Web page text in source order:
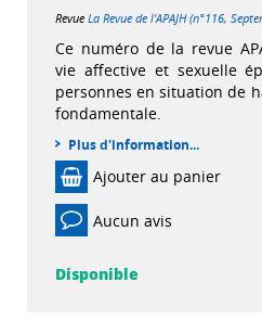
Revue La Revue de l'APAJH (n°116,
Ce numéro de la revue
vie affective et sexuelle
personnes en situation de
fondamentale.
Plus d'information...
Ajouter au panier
Aucun avis
Disponible